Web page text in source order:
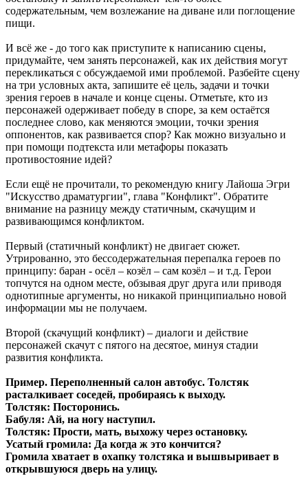
содержательным, чем возлежание на диване или поглощение
пищи.
И всё же - до того как приступите к написанию сцены,
придумайте, чем занять персонажей, как их действия могут
перекликаться с обсуждаемой ими проблемой. Разбейте сцену
на три условных акта, запишите её цель, задачи и точки
зрения героев в начале и конце сцены. Отметьте, кто из
персонажей одерживает победу в споре, за кем остаётся
последнее слово, как меняются эмоции, точки зрения
оппонентов, как развивается спор? Как можно визуально и
при помощи подтекста или метафоры показать
противостояние идей?
Если ещё не прочитали, то рекомендую книгу Лайоша Эгри
"Искусство драматургии", глава "Конфликт". Обратите
внимание на разницу между статичным, скачущим и
развивающимся конфликтом.
Первый (статичный конфликт) не двигает сюжет.
Утрированно, это бессодержательная перепалка героев по
принципу: баран - осёл – козёл – сам козёл – и т.д. Герои
топчутся на одном месте, обзывая друг друга или приводя
однотипные аргументы, но никакой принципиально новой
информации мы не получаем.
Второй (скачущий конфликт) – диалоги и действие
персонажей скачут с пятого на десятое, минуя стадии
развития конфликта.
Пример. Переполненный салон автобус. Толстяк
расталкивает соседей, пробираясь к выходу.
Толстяк: Посторонись.
Бабуля: Ай, на ногу наступил.
Толстяк: Прости, мать, выхожу через остановку.
Усатый громила: Да когда ж это кончится?
Громила хватает в охапку толстяка и вышвыривает в
открывшуюся дверь на улицу.